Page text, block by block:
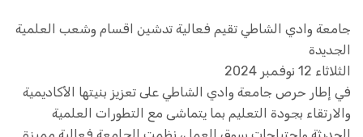
جامعة وادي الشاطي تقيم فعالية تدشين اقسام وشعب العلمية
الجديدة
الثلاثاء 12 نوفمبر 2024
في إطار حرص جامعة وادي الشاطي على تعزيز بنيتها الأكاديمية
والارتقاء بجودة التعليم بما يتماشى مع التطورات العلمية